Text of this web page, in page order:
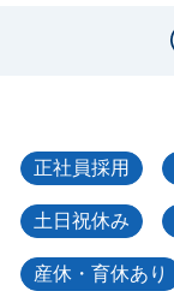
正社員採用
土日祝休み
産休・育休あり